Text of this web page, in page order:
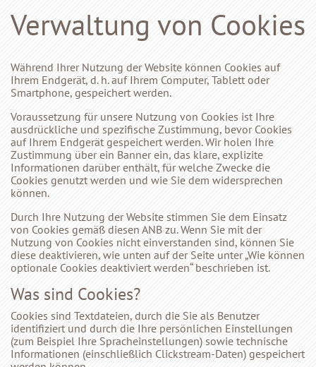
Verwaltung von Cookies
Während Ihrer Nutzung der Website können Cookies auf
Ihrem Endgerät, d. h. auf Ihrem Computer, Tablett oder
Smartphone, gespeichert werden.
Voraussetzung für unsere Nutzung von Cookies ist Ihre
ausdrückliche und spezifische Zustimmung, bevor Cookies
auf Ihrem Endgerät gespeichert werden. Wir holen Ihre
Zustimmung über ein Banner ein, das klare, explizite
Informationen darüber enthält, für welche Zwecke die
Cookies genutzt werden und wie Sie dem widersprechen
können.
Durch Ihre Nutzung der Website stimmen Sie dem Einsatz
von Cookies gemäß diesen ANB zu. Wenn Sie mit der
Nutzung von Cookies nicht einverstanden sind, können Sie
diese deaktivieren, wie unten auf der Seite unter „Wie können
optionale Cookies deaktiviert werden“ beschrieben ist.
Was sind Cookies?
Cookies sind Textdateien, durch die Sie als Benutzer
identifiziert und durch die Ihre persönlichen Einstellungen
(zum Beispiel Ihre Spracheinstellungen) sowie technische
Informationen (einschließlich Clickstream-Daten) gespeichert